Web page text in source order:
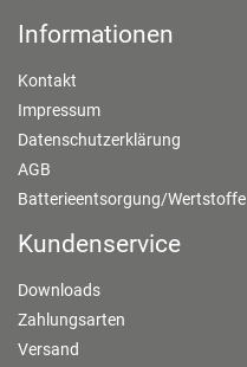
Informationen
Kontakt
Impressum
Datenschutzerklärung
AGB
Batterieentsorgung/Wertstoffe
Kundenservice
Downloads
Zahlungsarten
Versand